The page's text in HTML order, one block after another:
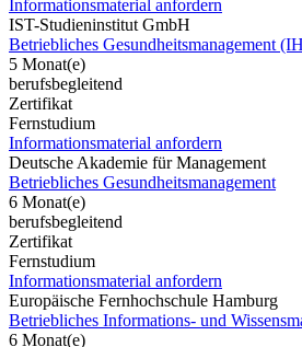
Informationsmaterial anfordern
IST-Studieninstitut GmbH
Betriebliches Gesundheitsmanagement
5 Monat(e)
berufsbegleitend
Zertifikat
Fernstudium
Informationsmaterial anfordern
Deutsche Akademie für Management
Betriebliches Gesundheitsmanagement
6 Monat(e)
berufsbegleitend
Zertifikat
Fernstudium
Informationsmaterial anfordern
Europäische Fernhochschule Hamburg
Betriebliches Informations- und
6 Monat(e)